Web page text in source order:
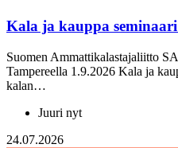
Kala ja kauppa
Suomen Ammattikalastajaliitto
Tampereella 1.9.2026 Kala ja
kalan…
Juuri nyt
24.07.2026